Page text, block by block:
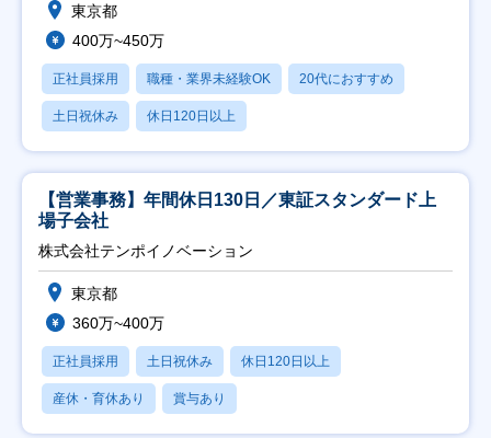
東京都
400万~450万
正社員採用 職種・業界未経験OK 20代におすすめ
土日祝休み 休日120日以上
【営業事務】年間休日130日／東証スタンダード上
場子会社
株式会社テンポイノベーション
東京都
360万~400万
正社員採用 土日祝休み 休日120日以上
産休・育休あり 賞与あり